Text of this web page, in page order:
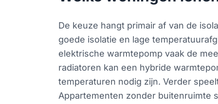
De keuze hangt primair af van de
goede isolatie en lage
elektrische warmtepomp vaak de
radiatoren kan een hybride
temperaturen nodig zijn. Verder
Appartementen zonder buitenruimte